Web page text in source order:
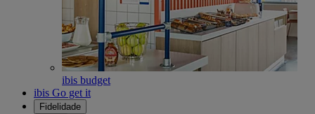
ibis budget
ibis Go get it
Fidelidade